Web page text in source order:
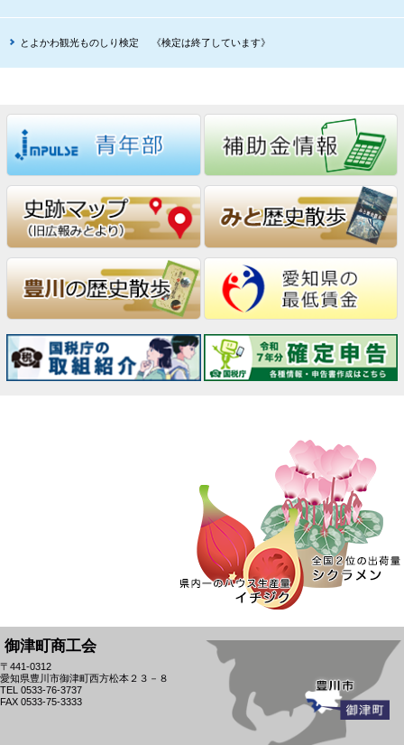
とよかわ観光ものしり検定 《検定は終了しています》
御津町商工会
〒441-0312
愛知県豊川市御津町西方松本２３－８
TEL 0533-76-3737
FAX 0533-75-3333